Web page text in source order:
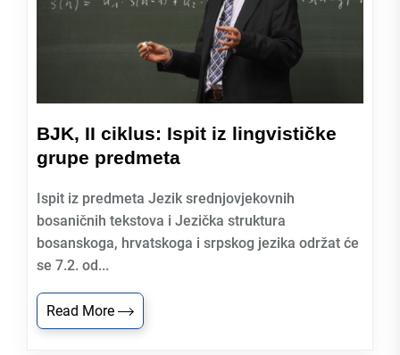
BJK, II ciklus: Ispit iz lingvističke
grupe predmeta
Ispit iz predmeta Jezik srednjovjekovnih
bosaničnih tekstova i Jezička struktura
bosanskoga, hrvatskoga i srpskog jezika održat će
se 7.2. od...
Read More